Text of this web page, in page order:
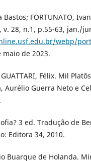
Bastos; FORTUNATO,
v. 28, n.1, p.55-63, jan./
webp/
maio de 2023.
GUATTARI, Félix. Mil
Aurélio Guerra Neto e
3 ed. Tradução de
Editora 34, 2010.
Buarque de Holanda.